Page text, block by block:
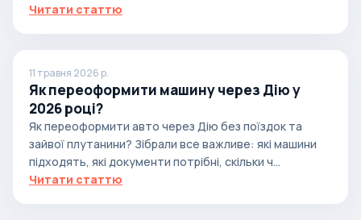
Читати статтю
11 травня 2026 р.
Як переоформити машину через Дію у
2026 році?
Як переоформити авто через Дію без поїздок та
зайвої плутанини? Зібрали все важливе: які машини
підходять, які документи потрібні, скільки ч...
Читати статтю